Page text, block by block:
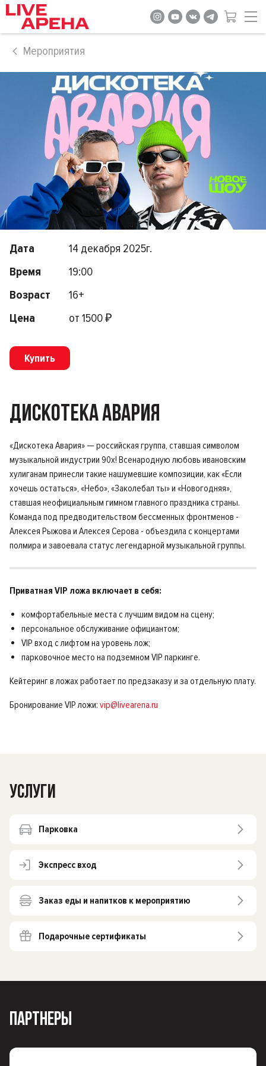
Мероприятия
Дата
14 декабря 2025г.
Время
19:00
Возраст
16+
Цена
от 1500 ₽
Купить
ДИСКОТЕКА АВАРИЯ
«Дискотека Авария» — российская группа, ставшая символом
музыкальной индустрии 90х! Всенародную любовь ивановским
хулиганам принесли такие нашумевшие композиции, как «Если
хочешь остаться», «Небо», «Заколебал ты» и «Новогодняя»,
ставшая неофициальным гимном главного праздника страны.
Команда под предводительством бессменных фронтменов -
Алексея Рыжова и Алексея Серова - объездила с концертами
полмира и завоевала статус легендарной музыкальной группы.
Приватная VIP ложа включает в себя:
комфортабельные места с лучшим видом на сцену;
персональное обслуживание официантом;
VIP вход с лифтом на уровень лож;
парковочное место на подземном VIP паркинге.
Кейтеринг в ложах работает по предзаказу и за отдельную плату.
Бронирование VIP ложи: vip@livearena.ru
УСЛУГИ
Парковка
Экспресс вход
Заказ еды и напитков к мероприятию
Подарочные сертификаты
ПАРТНЕРЫ